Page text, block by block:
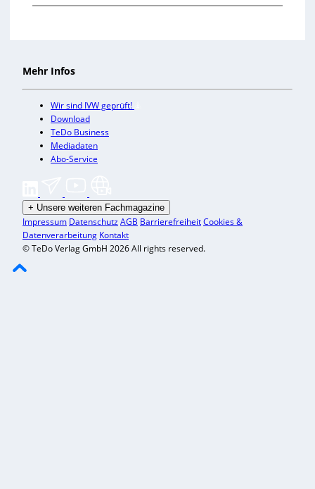
Mehr Infos
Wir sind IVW geprüft!
Download
TeDo Business
Mediadaten
Abo-Service
+ Unsere weiteren Fachmagazine
Impressum DatenschutzAGB BarrierefreiheitCookies &
Datenverarbeitung Kontakt
© TeDo Verlag GmbH 2026 All rights reserved.